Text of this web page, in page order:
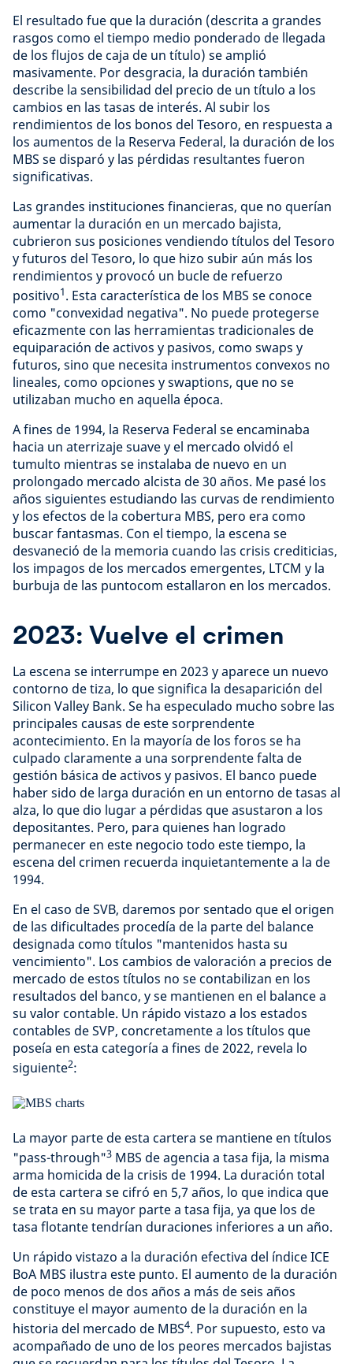
El resultado fue que la duración (descrita a grandes
rasgos como el tiempo medio ponderado de llegada
de los flujos de caja de un título) se amplió
masivamente. Por desgracia, la duración también
describe la sensibilidad del precio de un título a los
cambios en las tasas de interés. Al subir los
rendimientos de los bonos del Tesoro, en respuesta a
los aumentos de la Reserva Federal, la duración de los
MBS se disparó y las pérdidas resultantes fueron
significativas.
Las grandes instituciones financieras, que no querían
aumentar la duración en un mercado bajista,
cubrieron sus posiciones vendiendo títulos del Tesoro
y futuros del Tesoro, lo que hizo subir aún más los
rendimientos y provocó un bucle de refuerzo
positivo1. Esta característica de los MBS se conoce
como "convexidad negativa". No puede protegerse
eficazmente con las herramientas tradicionales de
equiparación de activos y pasivos, como swaps y
futuros, sino que necesita instrumentos convexos no
lineales, como opciones y swaptions, que no se
utilizaban mucho en aquella época.
A fines de 1994, la Reserva Federal se encaminaba
hacia un aterrizaje suave y el mercado olvidó el
tumulto mientras se instalaba de nuevo en un
prolongado mercado alcista de 30 años. Me pasé los
años siguientes estudiando las curvas de rendimiento
y los efectos de la cobertura MBS, pero era como
buscar fantasmas. Con el tiempo, la escena se
desvaneció de la memoria cuando las crisis crediticias,
los impagos de los mercados emergentes, LTCM y la
burbuja de las puntocom estallaron en los mercados.
2023: Vuelve el crimen
La escena se interrumpe en 2023 y aparece un nuevo
contorno de tiza, lo que significa la desaparición del
Silicon Valley Bank. Se ha especulado mucho sobre las
principales causas de este sorprendente
acontecimiento. En la mayoría de los foros se ha
culpado claramente a una sorprendente falta de
gestión básica de activos y pasivos. El banco puede
haber sido de larga duración en un entorno de tasas al
alza, lo que dio lugar a pérdidas que asustaron a los
depositantes. Pero, para quienes han logrado
permanecer en este negocio todo este tiempo, la
escena del crimen recuerda inquietantemente a la de
1994.
En el caso de SVB, daremos por sentado que el origen
de las dificultades procedía de la parte del balance
designada como títulos "mantenidos hasta su
vencimiento". Los cambios de valoración a precios de
mercado de estos títulos no se contabilizan en los
resultados del banco, y se mantienen en el balance a
su valor contable. Un rápido vistazo a los estados
contables de SVP, concretamente a los títulos que
poseía en esta categoría a fines de 2022, revela lo
siguiente2:
La mayor parte de esta cartera se mantiene en títulos
"pass-through"3 MBS de agencia a tasa fija, la misma
arma homicida de la crisis de 1994. La duración total
de esta cartera se cifró en 5,7 años, lo que indica que
se trata en su mayor parte a tasa fija, ya que los de
tasa flotante tendrían duraciones inferiores a un año.
Un rápido vistazo a la duración efectiva del índice ICE
BoA MBS ilustra este punto. El aumento de la duración
de poco menos de dos años a más de seis años
constituye el mayor aumento de la duración en la
historia del mercado de MBS4. Por supuesto, esto va
acompañado de uno de los peores mercados bajistas